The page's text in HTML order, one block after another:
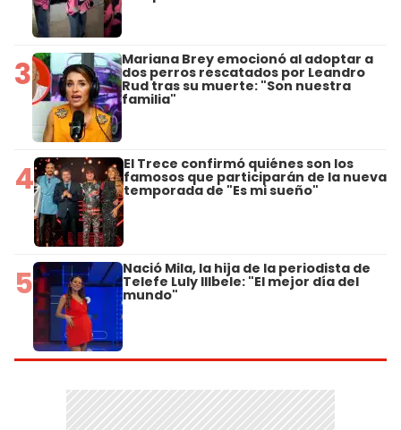
3 Mariana Brey emocionó al adoptar a
dos perros rescatados por Leandro
Rud tras su muerte: "Son nuestra
familia"
4 El Trece confirmó quiénes son los
famosos que participarán de la nueva
temporada de "Es mi sueño"
5 Nació Mila, la hija de la periodista de
Telefe Luly Illbele: "El mejor día del
mundo"